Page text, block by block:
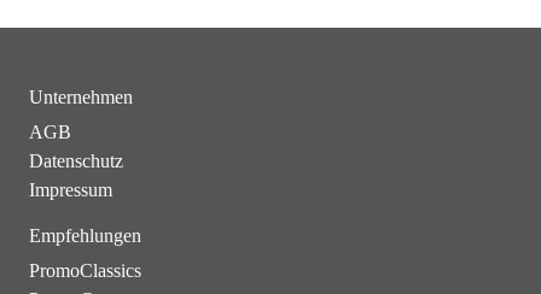
Unternehmen
AGB
Datenschutz
Impressum
Empfehlungen
PromoClassics